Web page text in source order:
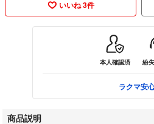
いいね 3件
本人確認済 紛
ラクマ安
商品説明